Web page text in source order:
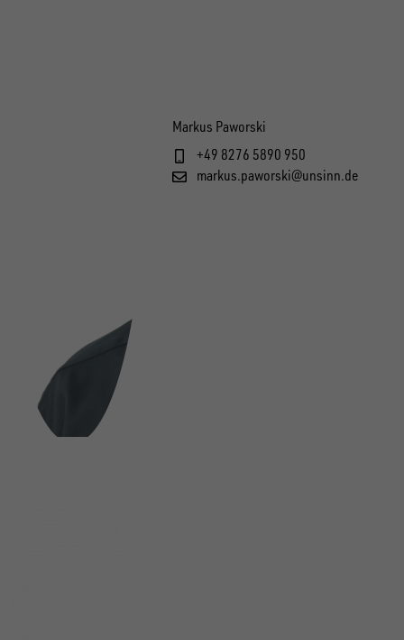
Markus Paworski
+49 8276 5890 950
markus.paworski@unsinn.de